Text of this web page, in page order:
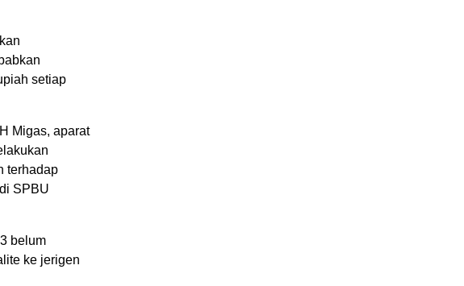
setiap
Migas, aparat
terhadap
SPBU
belum
ke jerigen